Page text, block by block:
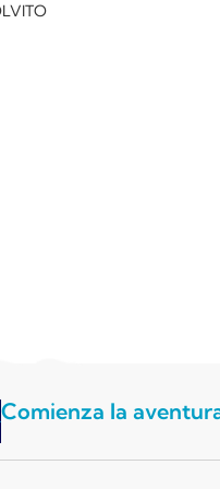
Comienza la